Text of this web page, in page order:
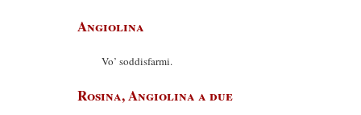
Angiolina
Vo’ soddisfarmi.
Rosina, Angiolina a due